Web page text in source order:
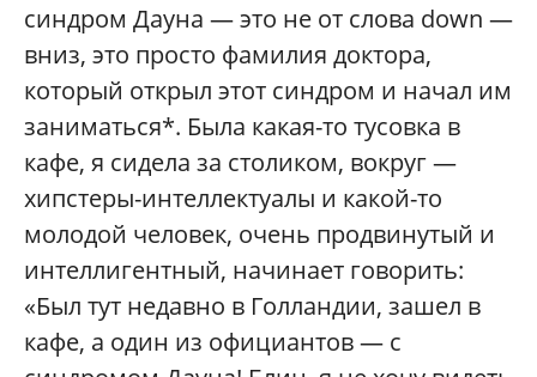
синдром Дауна — это не от слова down —
вниз, это просто фамилия доктора,
который открыл этот синдром и начал им
заниматься*. Была какая-то тусовка в
кафе, я сидела за столиком, вокруг —
хипстеры-интеллектуалы и какой-то
молодой человек, очень продвинутый и
интеллигентный, начинает говорить:
«Был тут недавно в Голландии, зашел в
кафе, а один из официантов — с